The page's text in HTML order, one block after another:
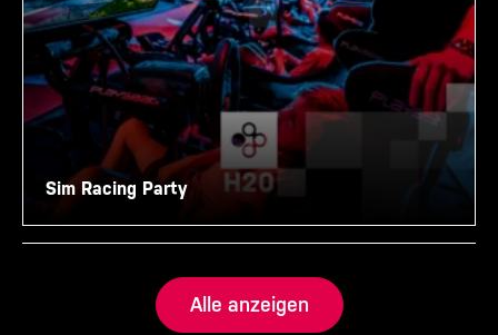
Sim Racing Party
Alle anzeigen